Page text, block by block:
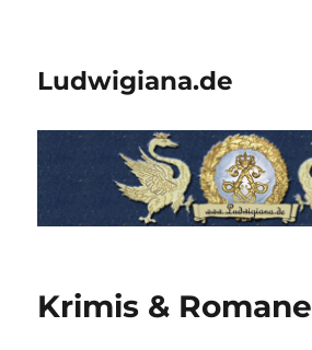
Ludwigiana.de
Krimis & Romane